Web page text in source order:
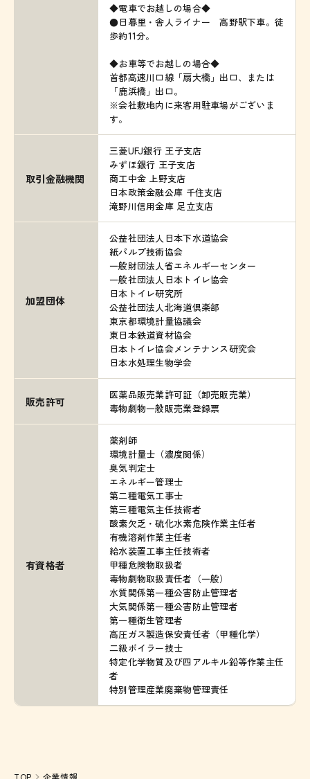
◆電車でお越しの場合◆
●日暮里・舎人ライナー 高野駅下車。徒
歩約11分。
◆お車等でお越しの場合◆
首都高速川口線「扇大橋」出口、または
「鹿浜橋」出口。
※会社敷地内に来客用駐車場がございま
す。
取引金融機関
三菱UFJ銀行 王子支店
みずほ銀行 王子支店
商工中金 上野支店
日本政策金融公庫 千住支店
滝野川信用金庫 足立支店
加盟団体
公益社団法人日本下水道協会
紙パルプ技術協会
一般財団法人省エネルギーセンター
一般社団法人日本トイレ協会
日本トイレ研究所
公益社団法人北海道倶楽部
東京都環境計量協議会
東日本鉄道資材協会
日本トイレ協会メンテナンス研究会
日本水処理生物学会
販売許可
医薬品販売業許可証（卸売販売業）
毒物劇物一般販売業登録票
有資格者
薬剤師
環境計量士（濃度関係）
臭気判定士
エネルギー管理士
第二種電気工事士
第三種電気主任技術者
酸素欠乏・硫化水素危険作業主任者
有機溶剤作業主任者
給水装置工事主任技術者
甲種危険物取扱者
毒物劇物取扱責任者（一般）
水質関係第一種公害防止管理者
大気関係第一種公害防止管理者
第一種衛生管理者
高圧ガス製造保安責任者（甲種化学）
二級ボイラー技士
特定化学物質及び四アルキル鉛等作業主任
者
特別管理産業廃棄物管理責任
TOP 企業情報